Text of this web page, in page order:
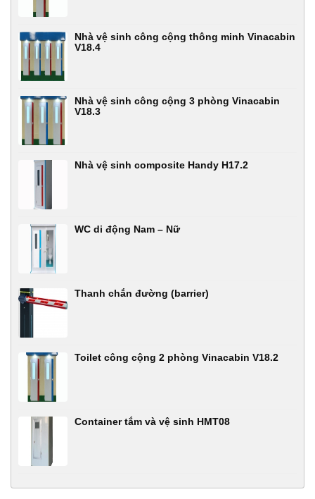
Nhà vệ sinh công cộng thông minh Vinacabin
V18.4
Nhà vệ sinh công cộng 3 phòng Vinacabin
V18.3
Nhà vệ sinh composite Handy H17.2
WC di động Nam – Nữ
Thanh chắn đường (barrier)
Toilet công cộng 2 phòng Vinacabin V18.2
Container tắm và vệ sinh HMT08